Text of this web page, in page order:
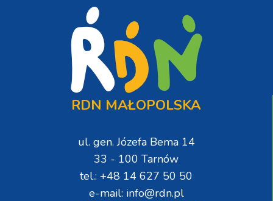
RDN MAŁOPOLSKA
ul. gen. Józefa Bema 14
33 - 100 Tarnów
tel.: +48 14 627 50 50
e-mail: info@rdn.pl